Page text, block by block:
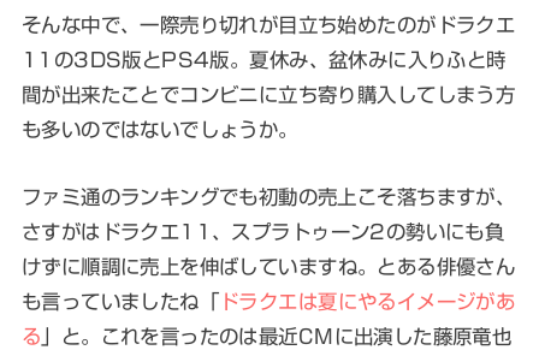
そんな中で、一際売り切れが目立ち始めたのがドラクエ
11の3DS版とPS4版。夏休み、盆休みに入りふと時
間が出来たことでコンビニに立ち寄り購入してしまう方
も多いのではないでしょうか。
ファミ通のランキングでも初動の売上こそ落ちますが、
さすがはドラクエ11、 スプラトゥーン2の勢いにも負
けずに順調に売上を伸ばしていますね。とある俳優さん
も言っていましたね「 ドラクエは夏にやるイメージがあ
る 」と。これを言ったのは最近CMに出演した藤原竜也